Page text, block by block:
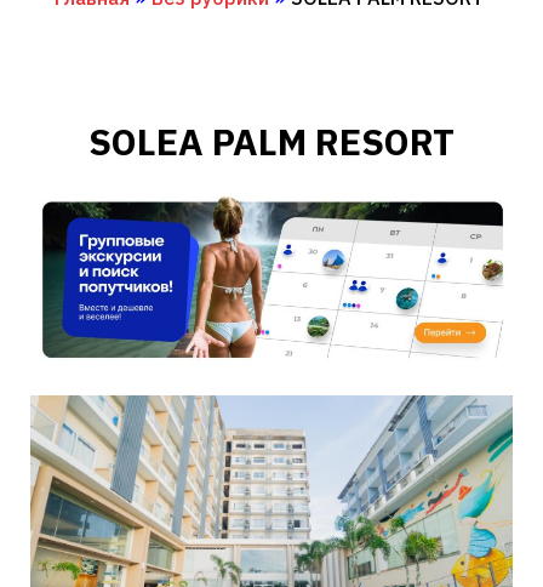
SOLEA PALM RESORT